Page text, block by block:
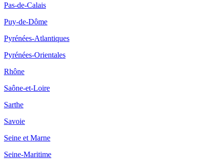
Pas-de-Calais
Puy-de-Dôme
Pyrénées-Atlantiques
Pyrénées-Orientales
Rhône
Saône-et-Loire
Sarthe
Savoie
Seine et Marne
Seine-Maritime